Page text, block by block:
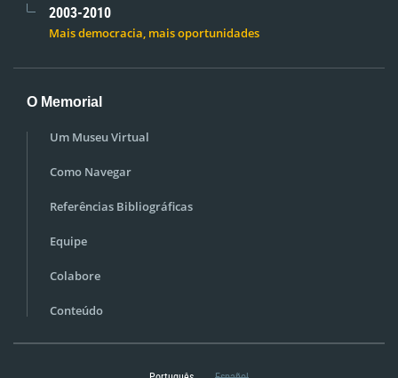
2003-2010
Mais democracia, mais oportunidades
O Memorial
Um Museu Virtual
Como Navegar
Referências Bibliográficas
Equipe
Colabore
Conteúdo